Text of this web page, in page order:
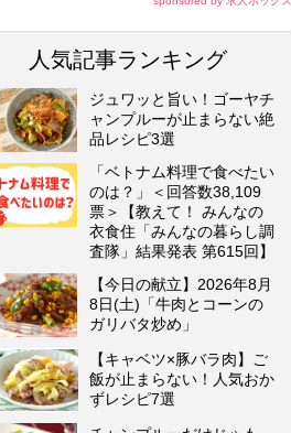
人気記事ランキング
ジュワッと旨い！ゴーヤチ
ャンプルーが止まらない絶
品レシピ3選
「ベトナム料理で食べたい
のは？」＜回答数38,109
票＞【教えて！ みんなの
衣食住「みんなの暮らし調
査隊」結果発表 第615回】
【今日の献立】2026年8月
8日(土)「牛肉とコーンの
ガリバタ炒め」
【キャベツ×豚バラ肉】ご
飯が止まらない！人気おか
ずレシピ7選